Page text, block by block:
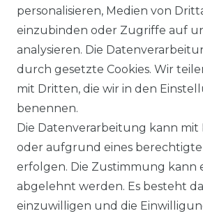
personalisieren, Medien von
einzubinden oder Zugriffe auf
analysieren. Die
durch gesetzte Cookies. Wir
mit Dritten, die wir in den
benennen.
Die Datenverarbeitung kann mit
oder aufgrund eines
erfolgen. Die Zustimmung kann
abgelehnt werden. Es besteht
einzuwilligen und die
AGB
Widerrufs­recht